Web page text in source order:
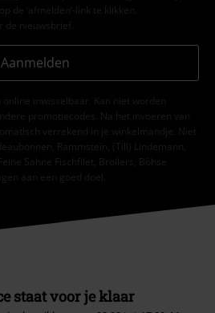
de ‘afmelden’-link te klikken.
nieuwsbrief.
Aanmelden
inwisselbaar. Kan niet worden
promotiecodes. Na het invoeren van
verrekend in je winkelmandje. Niet
Rammstein, (Till) Lindemann,
Sahne Fischfilet, Broilers, Böhse
aan een goed doel.
staat voor je klaar